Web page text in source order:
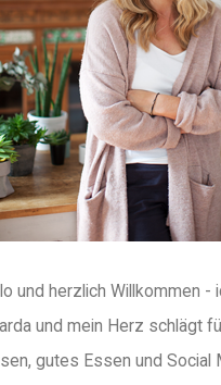
und herzlich Willkommen -
und mein Herz schlägt
gutes Essen und Social